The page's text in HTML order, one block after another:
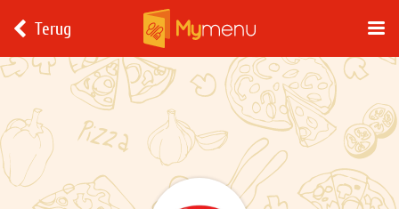
Terug